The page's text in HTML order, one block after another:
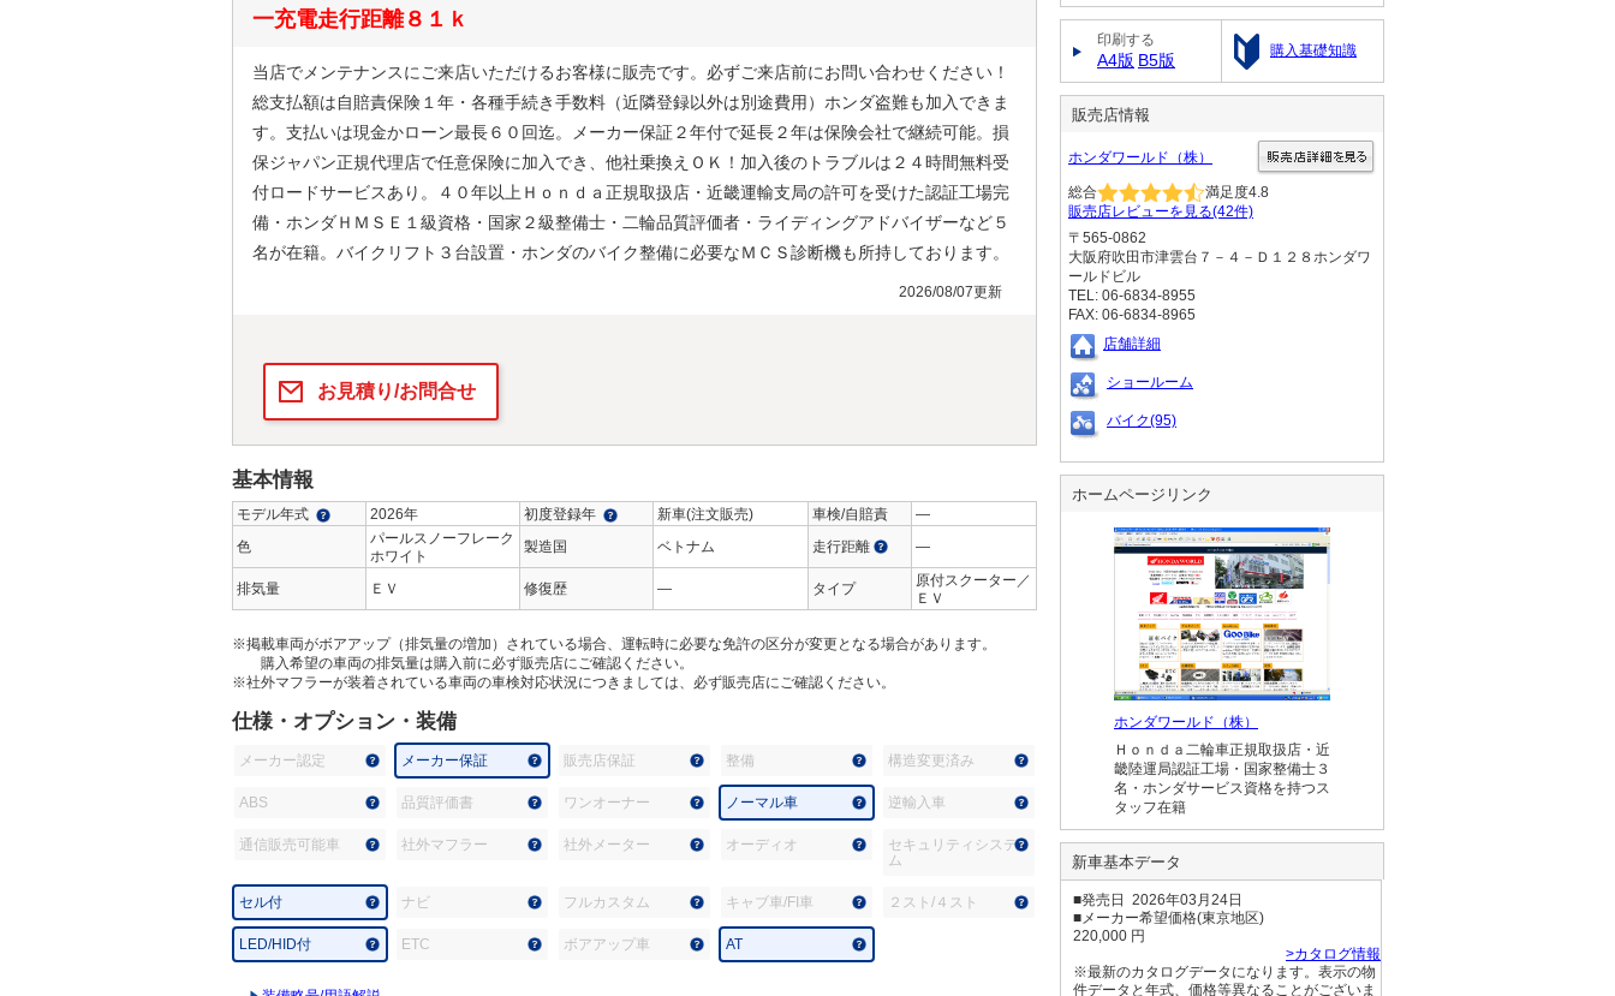
一充電走行距離８１ｋ
当店でメンテナンスにご来店いただけるお客様に販売です。必ずご来店前にお問い合わせください！
総支払額は自賠責保険１年・各種手続き手数料（近隣登録以外は別途費用）ホンダ盗難も加入できま
す。支払いは現金かローン最長６０回迄。メーカー保証２年付で延長２年は保険会社で継続可能。損
保ジャパン正規代理店で任意保険に加入でき、他社乗換えＯＫ！加入後のトラブルは２４時間無料受
付ロードサービスあり。４０年以上Ｈｏｎｄａ正規取扱店・近畿運輸支局の許可を受けた認証工場完
備・ホンダＨＭＳＥ１級資格・国家２級整備士・二輪品質評価者・ライディングアドバイザーなど５
名が在籍。バイクリフト３台設置・ホンダのバイク整備に必要なＭＣＳ診断機も所持しております。
2026/08/07更新
お見積り/お問合せ
基本情報
モデル年式 2026年 初度登録年 新車(注文販売) 車検/自賠責
―
色
パールスノーフレーク
ホワイト
製造国 ベトナム 走行距離 ―
排気量 ＥＶ 修復歴 ― タイプ
原付スクーター／
ＥＶ
※掲載車両がボアアップ（排気量の増加）されている場合、運転時に必要な免許の区分が変更となる場合があります。
購入希望の車両の排気量は購入前に必ず販売店にご確認ください。
※社外マフラーが装着されている車両の車検対応状況につきましては、必ず販売店にご確認ください。
仕様・オプション・装備
メーカー認定 メーカー保証 販売店保証 整備 構造変更済み
ABS 品質評価書 ワンオーナー ノーマル車 逆輸入車
通信販売可能車 社外マフラー 社外メーター オーディオ
セキュリティシステ
ム
セル付 ナビ フルカスタム キャブ車/FI車 ２スト/４スト
LED/HID付 ETC ボアアップ車 AT
印刷する
A4版 B5版 購入基礎知識
販売店情報
ホンダワールド（株）
総合 満足度4.8
販売店レビューを見る(42件)
〒565-0862
大阪府吹田市津雲台７－４－Ｄ１２８ホンダワ
ールドビル
TEL: 06-6834-8955
FAX: 06-6834-8965
店舗詳細
ショールーム
バイク(95)
ホームページリンク
ホンダワールド（株）
Ｈｏｎｄａ二輪車正規取扱店・近
畿陸運局認証工場・国家整備士３
名・ホンダサービス資格を持つス
タッフ在籍
新車基本データ
■発売日 2026年03月24日
■メーカー希望価格(東京地区)
220,000 円
>カタログ情報
※最新のカタログデータになります。表示の物
件データと年式、価格等異なることがございま